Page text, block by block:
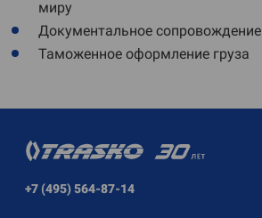
миру
Документальное сопровождение
Таможенное оформление груза
+7 (495) 564-87-14